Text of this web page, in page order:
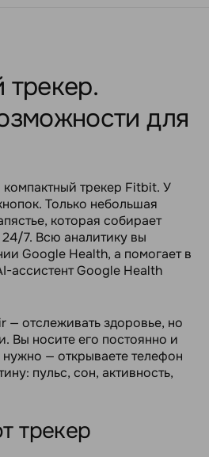
для
трекер Fitbit. У
Только небольшая
которая собирает
7. Всю аналитику вы
Google Health, а помогает в
ассистент Google Health
— отслеживать здоровье, но
Вы носите его постоянно и
нужно — открываете телефон
пульс, сон, активность,
трекер